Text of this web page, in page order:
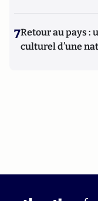
7Retour au pays :
culturel d’une